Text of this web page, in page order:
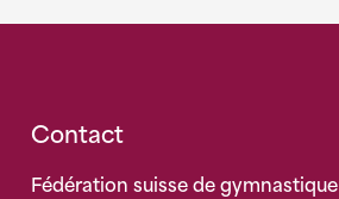
Fusszeile
Contact
Fédération suisse de gymnastique